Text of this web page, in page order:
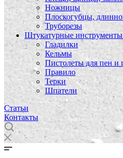
Ножницы
Плоскогубцы,
Труборезы
Штукатурные инструменты
Гладилки
Кельмы
Пистолеты для пен и
Правило
Терки
Шпатели
Статьи
Контакты